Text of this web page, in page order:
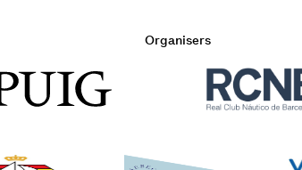
Organisers